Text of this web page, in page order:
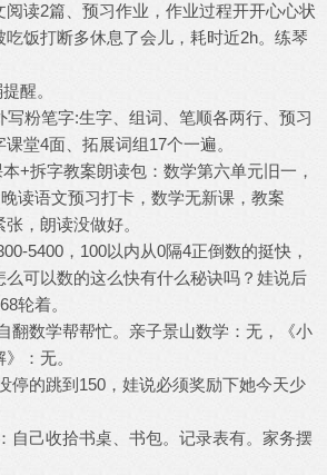
阅读2篇、预习作业，作业过程开开心心状
吃饭打断多休息了会儿，耗时近2h。练琴
醒。
写粉笔字:生字、组词、笔顺各两行、预习
堂4面、拓展词组17个一遍。
+拆字教案朗读包：数学第六单元旧一，
读语文预习打卡，数学无新课，教案
，朗读没做好。
5400，100以内从0隔4正倒数的挺快，
么可以数的这么快有什么秘诀吗？娃说后
轮着。
翻数学帮帮忙。亲子景山数学：无，《小
：无。
停的跳到150，娃说必须奖励下她今天少
自己收拾书桌、书包。记录表有。家务摆